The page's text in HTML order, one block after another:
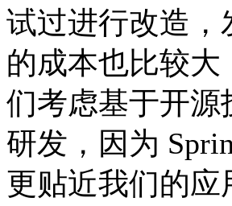
试过进行改造，
的成本也比较大
们考虑基于开源
研发，因为
更贴近我们的应